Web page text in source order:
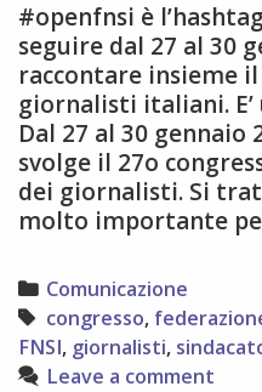
#openfnsi è
seguire dal 27 al 30
raccontare insieme
giornalisti italiani.
Dal 27 al 30 gennaio
svolge il 27o
dei giornalisti. Si
molto importante
Categories
Comunicazione
Tags
congresso,
FNSI, giornalisti,
Leave a comment